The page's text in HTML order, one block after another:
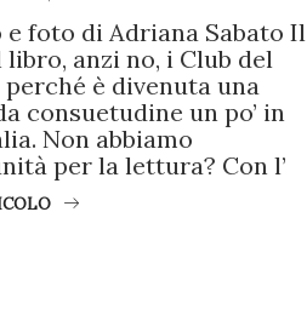
foto di Adriana Sabato Il
libro, anzi no, i Club del
perché è divenuta una
consuetudine un po’ in
Non abbiamo
per la lettura? Con l’